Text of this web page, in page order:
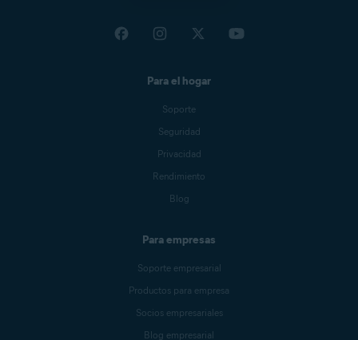
Para el hogar
Soporte
Seguridad
Privacidad
Rendimiento
Blog
Para empresas
Soporte empresarial
Productos para empresa
Socios empresariales
Blog empresarial